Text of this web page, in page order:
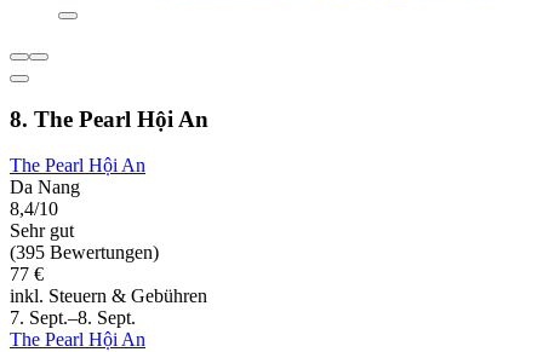
8. The Pearl Hội An
The Pearl Hội An
Da Nang
8,4/10
Sehr gut
(395 Bewertungen)
77 €
inkl. Steuern & Gebühren
7. Sept.–8. Sept.
The Pearl Hội An